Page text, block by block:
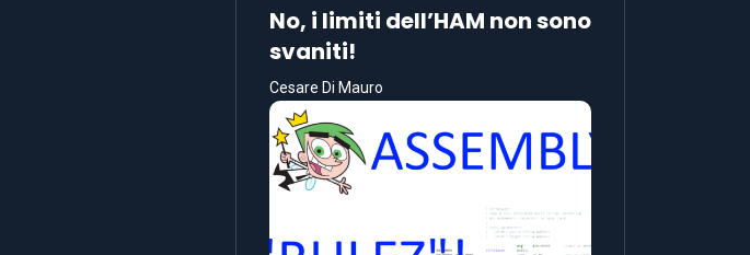
No, i limiti dell’HAM non sono
svaniti!
Cesare Di Mauro